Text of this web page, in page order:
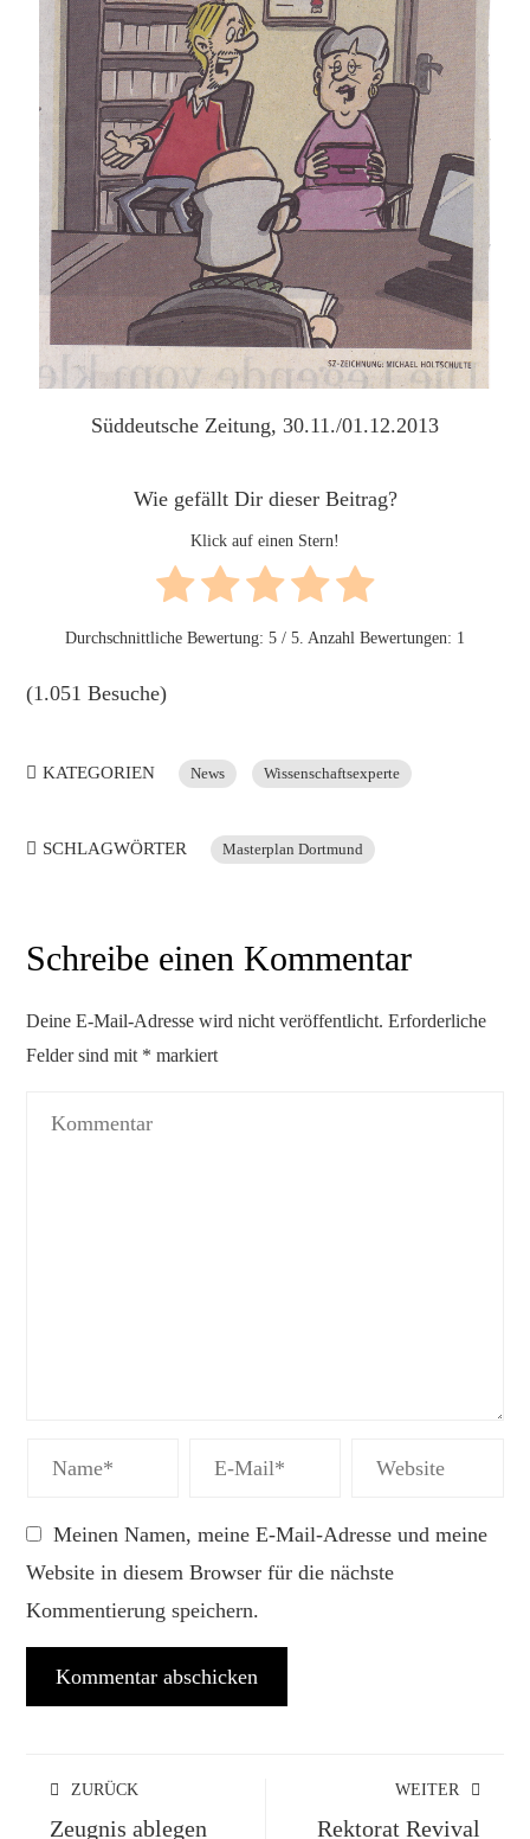
Süddeutsche Zeitung, 30.11./01.12.2013
Wie gefällt Dir dieser Beitrag?
Klick auf einen Stern!
Durchschnittliche Bewertung: 5 / 5. Anzahl Bewertungen: 1
(1.051 Besuche)
KATEGORIEN News Wissenschaftsexperte
SCHLAGWÖRTER Masterplan Dortmund
Schreibe einen Kommentar
Deine E-Mail-Adresse wird nicht veröffentlicht. Erforderliche
Felder sind mit * markiert
Meinen Namen, meine E-Mail-Adresse und meine
Website in diesem Browser für die nächste
Kommentierung speichern.
ZURÜCK
Zeugnis ablegen
WEITER
Rektorat Revival